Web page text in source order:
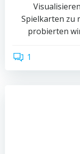
Spielkarten zu
probierten
1